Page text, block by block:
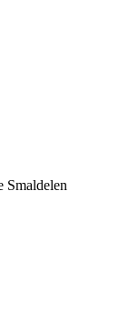
Smaldelen